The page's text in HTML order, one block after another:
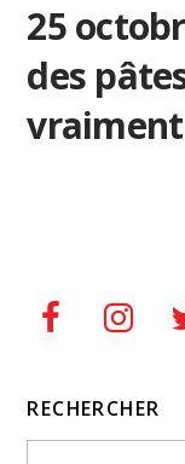
25
des
RECHERCHER